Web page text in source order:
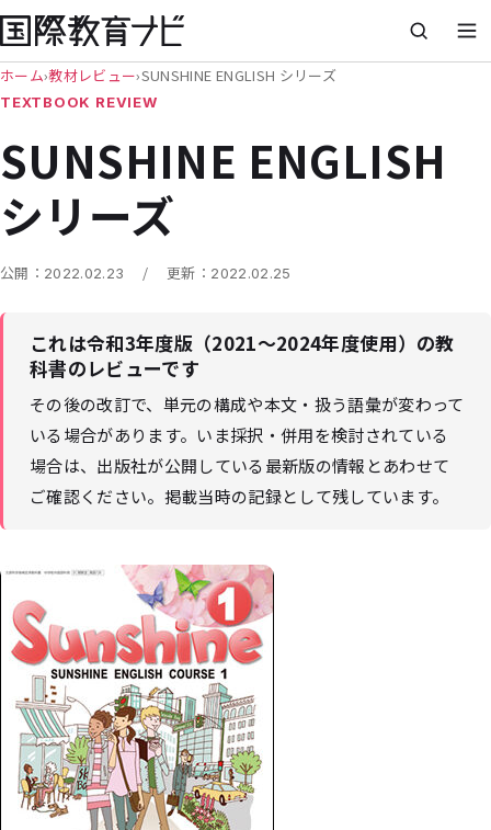
ホーム›教材レビュー›SUNSHINE ENGLISH シリーズ
TEXTBOOK REVIEW
SUNSHINE ENGLISH
シリーズ
公開： 2022.02.23 / 更新： 2022.02.25
これは令和3年度版（2021〜2024年度使用）の教
科書のレビューです
その後の改訂で、単元の構成や本文・扱う語彙が変わって
いる場合があります。いま採択・併用を検討されている
場合は、出版社が公開している最新版の情報とあわせて
ご確認ください。掲載当時の記録として残しています。